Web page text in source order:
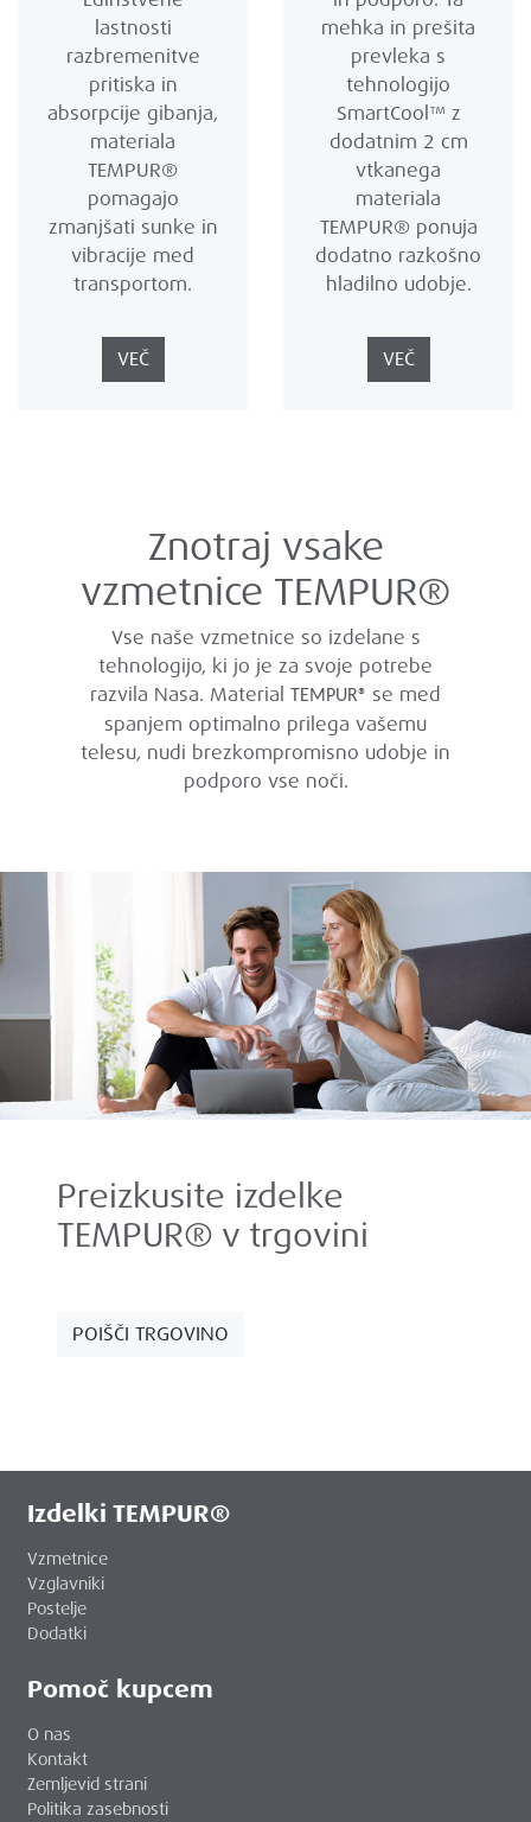
lastnosti
razbremenitve
pritiska in
absorpcije gibanja,
materiala
TEMPUR®
pomagajo
zmanjšati sunke in
vibracije med
transportom.
VEČ
mehka in prešita
prevleka s
tehnologijo
SmartCool™ z
dodatnim 2 cm
vtkanega
materiala
TEMPUR® ponuja
dodatno razkošno
hladilno udobje.
VEČ
Znotraj vsake
vzmetnice TEMPUR®
Vse naše vzmetnice so izdelane s
tehnologijo, ki jo je za svoje potrebe
razvila Nasa. Material
TEMPUR® se med
spanjem optimalno prilega vašemu
telesu, nudi brezkompromisno udobje in
podporo vse noči.
Preizkusite izdelke
TEMPUR® v trgovini
POIŠČI TRGOVINO
Izdelki TEMPUR®
Vzmetnice
Vzglavniki
Postelje
Dodatki
Pomoč kupcem
O nas
Kontakt
Zemljevid strani
Politika zasebnosti